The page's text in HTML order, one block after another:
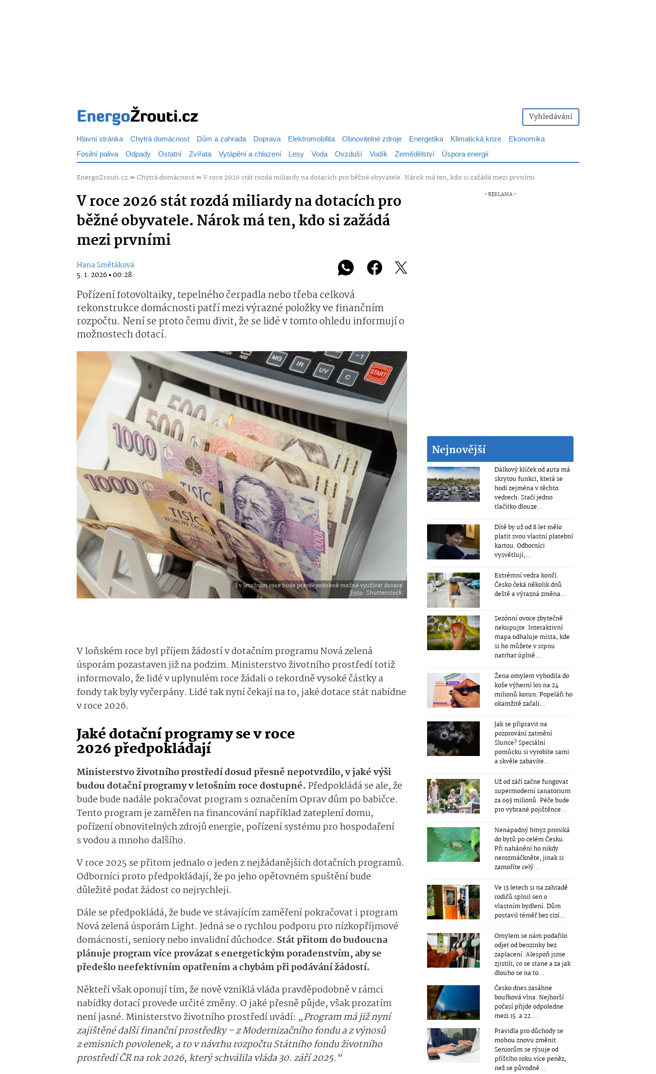
Vyhledávání
Hlavní stránka Chytrá domácnost Dům a zahrada Doprava Elektromobilita Obnovitelné zdroje Energetika Klimatická krize
Ekonomika
Fosilní paliva Odpady Ostatní Zvířata Vytápění a chlazení Lesy Voda Ovzduší Vodík Zemědělství Úspora energií
EnergoZrouti.cz»Chytrá domácnost»V roce 2026 stát rozdá miliardy na dotacích pro běžné obyvatele. Nárok má ten, kdo si zažádá mezi prvními
V roce 2026 stát rozdá miliardy na dotacích pro
běžné obyvatele. Nárok má ten, kdo si zažádá
mezi prvními
Hana Smětáková
5. 1. 2026 ▪ 00:28
Pořízení fotovoltaiky, tepelného čerpadla nebo třeba celková
rekonstrukce domácnosti patří mezi výrazné položky ve finančním
rozpočtu. Není se proto čemu divit, že se lidé v tomto ohledu informují o
možnostech dotací.
I v letošním roce bude pravděpodobně možné využívat dotace
Foto: Shutterstock
V loňském roce byl příjem žádostí v dotačním programu Nová zelená
úsporám pozastaven již na podzim. Ministerstvo životního prostředí totiž
informovalo, že lidé v uplynulém roce žádali o rekordně vysoké částky a
fondy tak byly vyčerpány. Lidé tak nyní čekají na to, jaké dotace stát nabídne
v roce 2026.
Jaké dotační programy se v roce
2026 předpokládají
Ministerstvo životního prostředí dosud přesně nepotvrdilo, v jaké výši
budou dotační programy v letošním roce dostupné. Předpokládá se ale, že
bude bude nadále pokračovat program s označením Oprav dům po babičce.
Tento program je zaměřen na financování například zateplení domu,
pořízení obnovitelných zdrojů energie, pořízení systému pro hospodaření
s vodou a mnoho dalšího.
V roce 2025 se přitom jednalo o jeden z nejžádanějších dotačních programů.
Odborníci proto předpokládají, že po jeho opětovném spuštění bude
důležité podat žádost co nejrychleji.
Dále se předpokládá, že bude ve stávajícím zaměření pokračovat i program
Nová zelená úsporám Light. Jedná se o rychlou podporu pro nízkopříjmové
domácnosti, seniory nebo invalidní důchodce. Stát přitom do budoucna
plánuje program více provázat s energetickým poradenstvím, aby se
předešlo neefektivním opatřením a chybám při podávání žádostí.
Někteří však oponují tím, že nově vzniklá vláda pravděpodobně v rámci
nabídky dotací provede určité změny. O jaké přesně půjde, však prozatím
není jasné. Ministerstvo životního prostředí uvádí: „Program má již nyní
zajištěné další finanční prostředky – z Modernizačního fondu a z výnosů
z emisních povolenek, a to v návrhu rozpočtu Státního fondu životního
prostředí ČR na rok 2026, který schválila vláda 30. září 2025.“
Nejnovější
Dálkový klíček od auta má
skrytou funkci, která se
hodí zejména v těchto
vedrech. Stačí jedno
tlačítko dlouze...
Dítě by už od 8 let mělo
platit svou vlastní platební
kartou. Odborníci
vysvětlují,...
Extrémní vedra končí.
Česko čeká několik dnů
deště a výrazná změna...
Sezónní ovoce zbytečně
nekupujte. Interaktivní
mapa odhaluje místa, kde
si ho můžete v srpnu
natrhat úplně...
Žena omylem vyhodila do
koše výherní los na 24
milionů korun. Popeláři ho
okamžitě začali...
Jak se připravit na
pozorování zatmění
Slunce? Speciální
pomůcku si vyrobíte sami
a skvěle zabavíte...
Už od září začne fungovat
supermoderní sanatorium
za 693 milionů. Péče bude
pro vybrané pojištěnce...
Nenápadný hmyz proniká
do bytů po celém Česku.
Při nahánění ho nikdy
nerozmáčkněte, jinak si
zamoříte celý...
Ve 13 letech si na zahradě
rodičů splnil sen o
vlastním bydlení. Dům
postavil téměř bez cizí...
Omylem se nám podařilo
odjet od benzinky bez
zaplacení. Alespoň jsme
zjistili, co se stane a za jak
dlouho se na to...
Česko dnes zasáhne
bouřková vlna. Nejhorší
počasí přijde odpoledne
mezi 15. a 22....
Pravidla pro důchody se
mohou znovu změnit.
Seniorům se rýsuje od
příštího roku více peněz,
než se původně...